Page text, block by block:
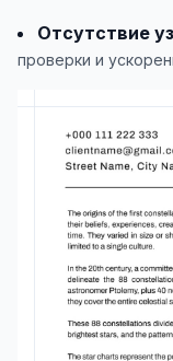
Отсутствие
проверки и